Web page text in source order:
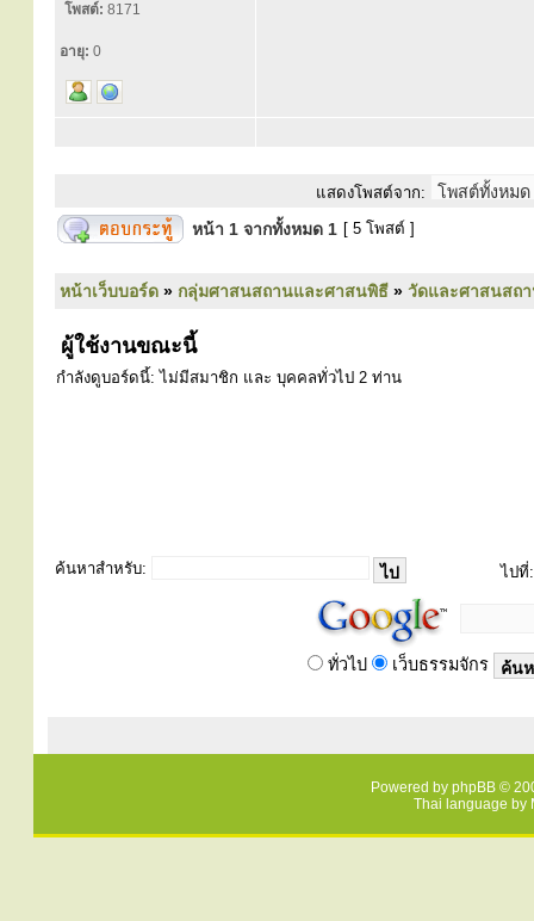
โพสต์: 8171
อายุ: 0
แสดงโพสต์จาก:
หน้า 1 จากทั้งหมด 1 [ 5 โพสต์ ]
หน้าเว็บบอร์ด » กลุ่มศาสนสถานและศาสนพิธี » วัดและศาสนสถ
ผู้ใช้งานขณะนี้
กำลังดูบอร์ดนี้: ไม่มีสมาชิก และ บุคคลทั่วไป 2 ท่าน
ค้นหาสำหรับ: ไปที่:
ทั่วไป เว็บธรรมจักร
Powered by phpBB ©
Thai language by